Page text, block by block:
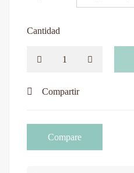
Cantidad
Compartir
Compare